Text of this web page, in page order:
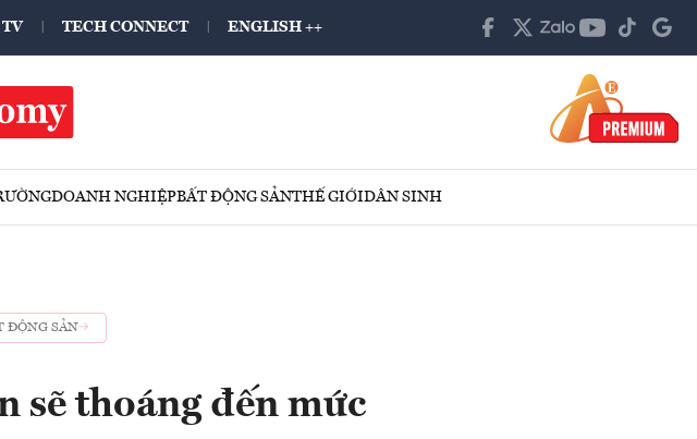
TECH CONNECT ENGLISH ++
DOANH NGHIỆPBẤT ĐỘNG SẢNTHẾ GIỚIDÂN SINH
ĐỘNG SẢN
sẽ thoáng đến mức